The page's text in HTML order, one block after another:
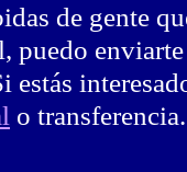
de gente
puedo
estás
o